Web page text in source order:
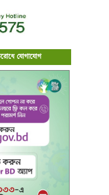
যোগাযোগ